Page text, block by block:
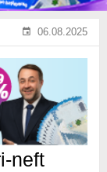
06.08.2025
neft